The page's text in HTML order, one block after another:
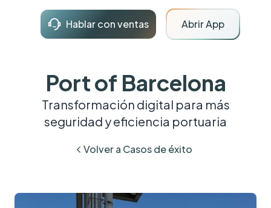
Hablar con ventas Abrir App
Port of Barcelona
Transformación digital para más
seguridad y eficiencia portuaria
Volver a Casos de éxito